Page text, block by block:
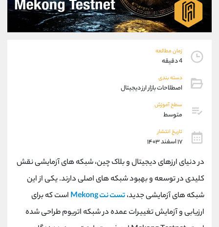
زمان مطالعه
4 دقیقه
دسته بندی
اصطلاحات بازار ارز دیجیتال
سطح آموزش
متوسط
تاریخ انتشار
۱۷ اسفند ۱۴۰۳
در دنیای ارزهای دیجیتال و بلاک چین، شبکه ‌های آزمایشی نقش
کلیدی در توسعه و بهبود شبکه ‌های اصلی دارند. یکی از این
شبکه های آزمایشی جدید،تست نت Mekong
است که برای
ارزیابی و آزمایش تغییرات عمده در شبکه اتریوم طراحی شده
09101364784
واتساپ شروع گفتگو
تلگرام @Armteam_admin_104
پشتیبان فروش
موبایل
اطلاعات تماس
تلفن 021-22021030
021-22021040
بدون پیش شماره
اینستاگرام @alireza.mehrabii
کانال تلگرام @alirezamehrabi_com
@alirezamehrabi_official